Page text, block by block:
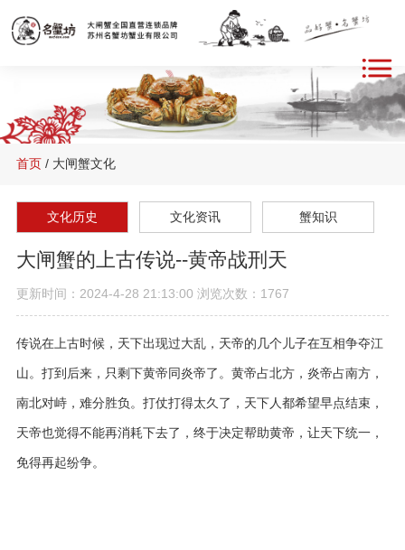
首页/ 大闸蟹文化
文化历史 文化资讯 蟹知识
大闸蟹的上古传说--黄帝战刑天
更新时间：2024-4-28 21:13:00 浏览次数：1767
传说在上古时候，天下出现过大乱，天帝的几个儿子在互相争夺江
山。打到后来，只剩下黄帝同炎帝了。黄帝占北方，炎帝占南方，
南北对峙，难分胜负。打仗打得太久了，天下人都希望早点结束，
天帝也觉得不能再消耗下去了，终于决定帮助黄帝，让天下统一，
免得再起纷争。